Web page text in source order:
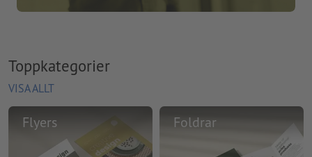
Toppkategorier
VISA ALLT
Flyers Foldrar